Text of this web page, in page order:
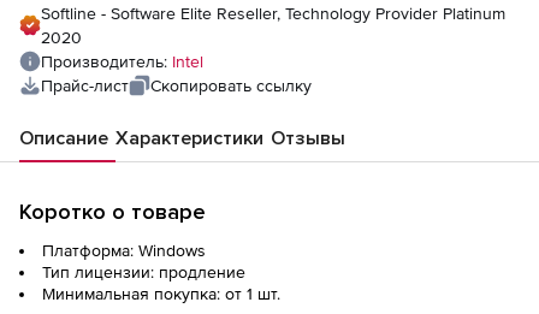
Softline - Software Elite Reseller, Technology Provider Platinum
2020
Производитель: Intel
Прайс-лист
Скопировать ссылку
Описание Характеристики Отзывы
Коротко о товаре
Платформа: Windows
Тип лицензии: продление
Минимальная покупка: от 1 шт.